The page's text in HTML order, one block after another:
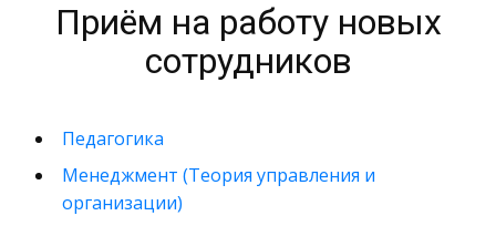
Приём на работу новых
сотрудников
Педагогика
Менеджмент (Теория управления и
организации)